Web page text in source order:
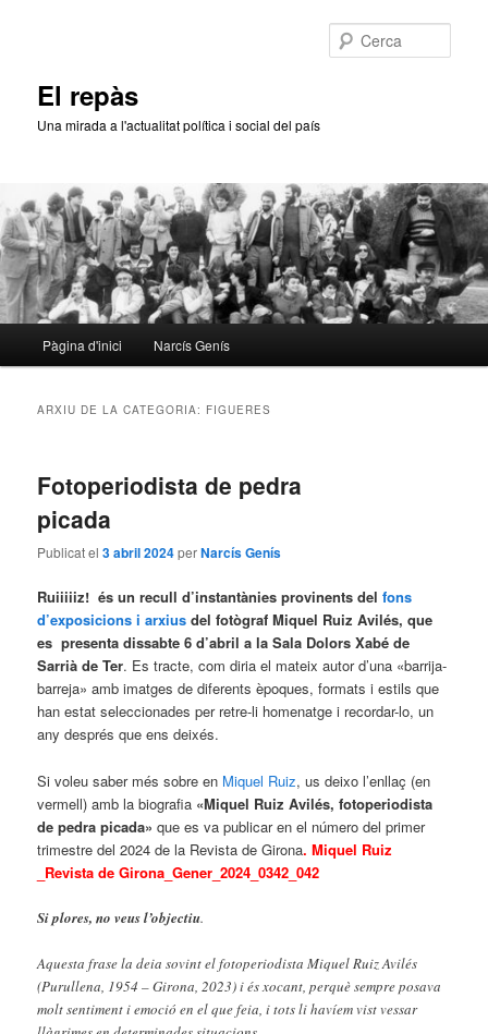
El repàs
Una mirada a l'actualitat política i social del país
principal
Pàgina d'inici Narcís Genís
ARXIU DE LA CATEGORIA: FIGUERES
Fotoperiodista de pedra
picada
Publicat el3 abril 2024perNarcís Genís
Ruiiiiiz! és un recull d’instantànies provinents del fons
d’exposicions i arxius del fotògraf Miquel Ruiz Avilés, que
es presenta dissabte 6 d’abril a la Sala Dolors Xabé de
Sarrià de Ter. Es tracte, com diria el mateix autor d’una «barrija-
barreja» amb imatges de diferents èpoques, formats i estils que
han estat seleccionades per retre-li homenatge i recordar-lo, un
any després que ens deixés.
Si voleu saber més sobre en Miquel Ruiz, us deixo l’enllaç (en
vermell) amb la biografia «Miquel Ruiz Avilés, fotoperiodista
de pedra picada» que es va publicar en el número del primer
trimestre del 2024 de la Revista de Girona.Miquel Ruiz
_Revista de Girona_Gener_2024_0342_042
Si plores, no veus l’objectiu.
Aquesta frase la deia sovint el fotoperiodista Miquel Ruiz Avilés
(Purullena, 1954 – Girona, 2023) i és xocant, perquè sempre posava
molt sentiment i emoció en el que feia, i tots li havíem vist vessar